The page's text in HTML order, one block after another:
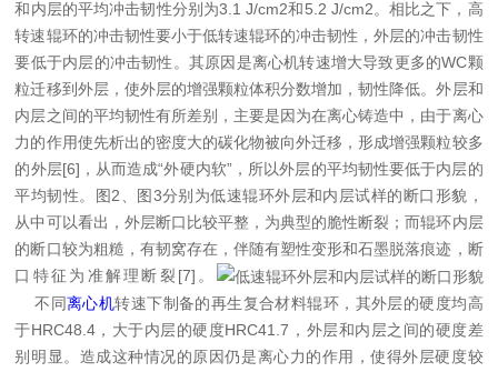
和内层的平均冲击韧性分别为3.1 J/cm2和5.2 J/cm2。相比之下，高
转速辊环的冲击韧性要小于低转速辊环的冲击韧性，外层的冲击韧性
要低于内层的冲击韧性。其原因是离心机转速增大导致更多的WC颗
粒迁移到外层，使外层的增强颗粒体积分数增加，韧性降低。外层和
内层之间的平均韧性有所差别，主要是因为在离心铸造中，由于离心
力的作用使先析出的密度大的碳化物被向外迁移，形成增强颗粒较多
的外层[6]，从而造成“外硬内软”，所以外层的平均韧性要低于内层的
平均韧性。图2、图3分别为低速辊环外层和内层试样的断口形貌，
从中可以看出，外层断口比较平整，为典型的脆性断裂；而辊环内层
的断口较为粗糙，有韧窝存在，伴随有塑性变形和石墨脱落痕迹，断
口特征为准解理断裂[7]。
不同离心机转速下制备的再生复合材料辊环，其外层的硬度均高
于HRC48.4，大于内层的硬度HRC41.7，外层和内层之间的硬度差
别明显。造成这种情况的原因仍是离心力的作用，使得外层硬度较